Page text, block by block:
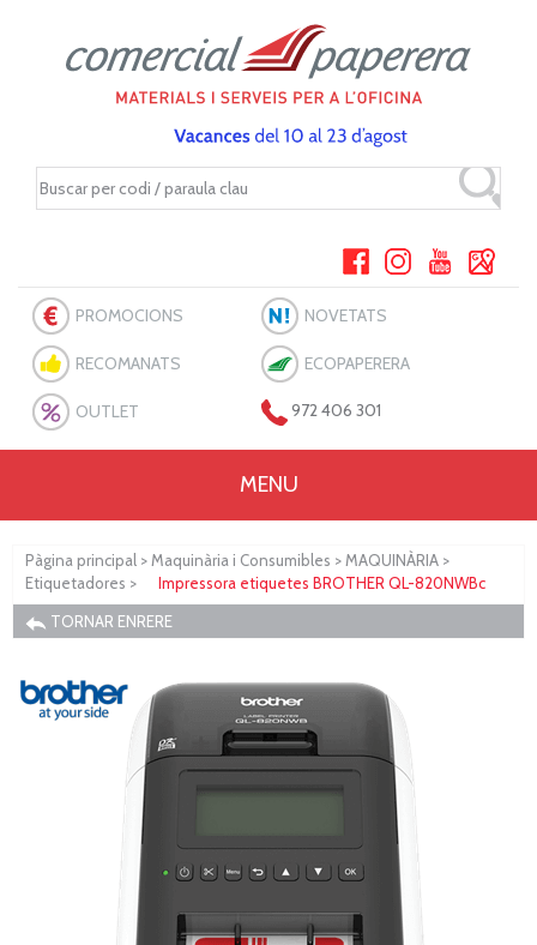
PROMOCIONS NOVETATS
RECOMANATS ECOPAPERERA
OUTLET 972 406 301
MENU
Pàgina principal > Maquinària i Consumibles > MAQUINÀRIA >
Etiquetadores >
Impressora etiquetes BROTHER QL-820NWBc
TORNAR ENRERE